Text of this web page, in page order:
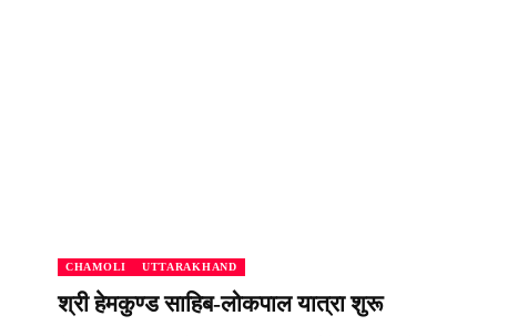
CHAMOLI UTTARAKHAND
श्री हेमकुण्ड साहिब-लोकपाल यात्रा शुरू